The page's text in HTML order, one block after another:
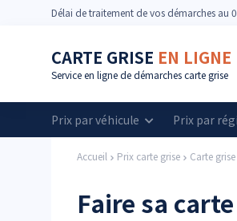
Délai de traitement de vos démarches au
CARTE GRISE EN LIGNE
Service en ligne de démarches carte grise
Prix par véhicule Prix par
Accueil Prix carte grise Carte
Faire sa